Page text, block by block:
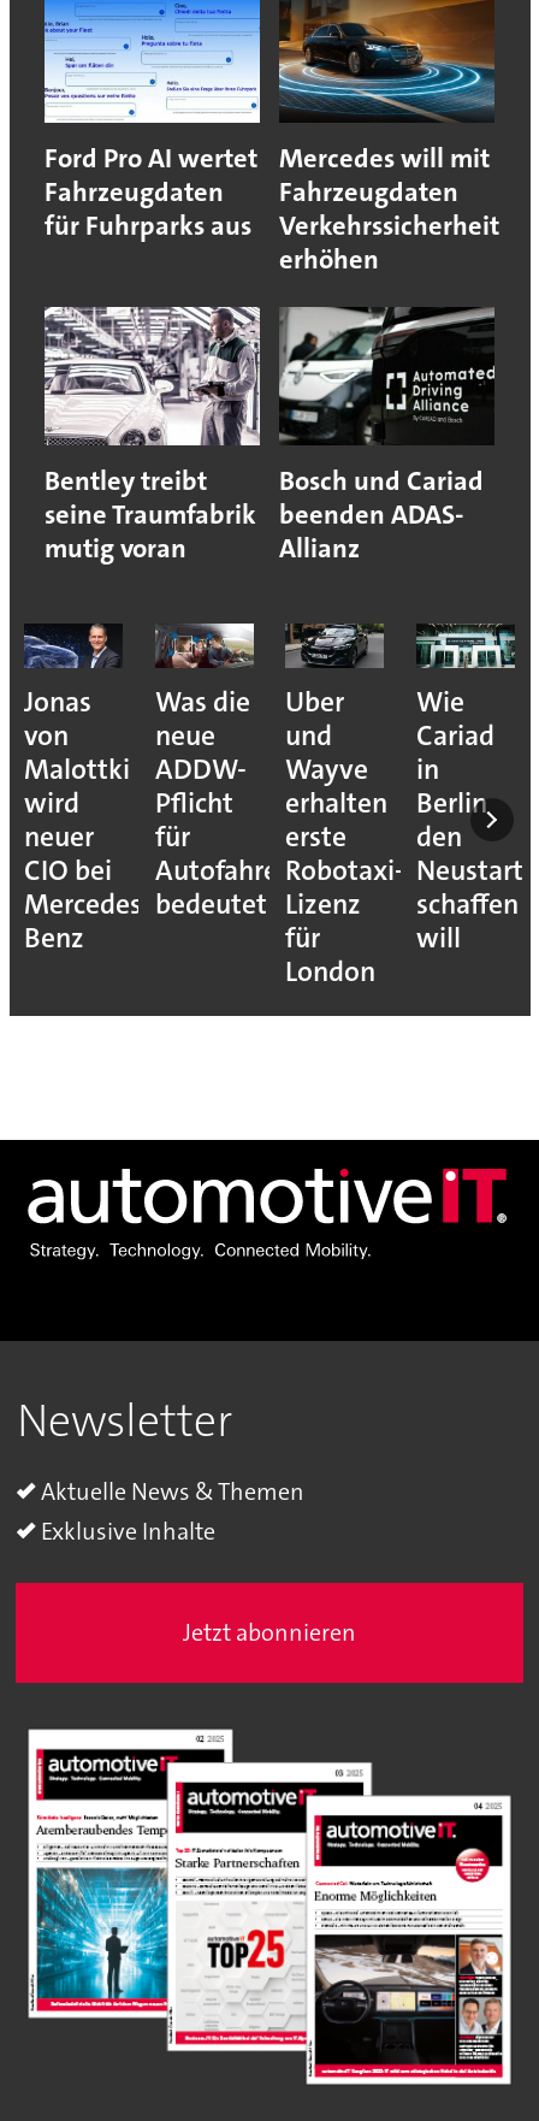
Ford Pro AI wertet
Fahrzeugdaten
für Fuhrparks aus
Mercedes will mit
Fahrzeugdaten
Verkehrssicherheit
erhöhen
Bentley treibt
seine Traumfabrik
mutig voran
Bosch und Cariad
beenden ADAS-
Allianz
Jonas
von
Malottki
wird
neuer
CIO bei
Mercedes-
Benz
Was die
neue
ADDW-
Pflicht
für
Autofahrer
bedeutet
Uber
und
Wayve
erhalten
erste
Robotaxi-
Lizenz
für
London
Wie
Cariad
in
Berlin
den
Neustart
schaffen
will
Newsletter
Aktuelle News & Themen
Exklusive Inhalte
Jetzt abonnieren